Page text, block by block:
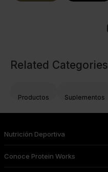
Related Categories
Productos Suplementos
Nutrición Deportiva
Conoce Protein Works